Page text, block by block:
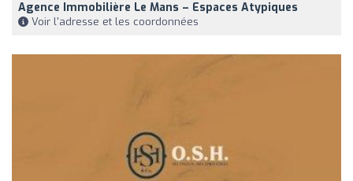
Agence Immobilière Le Mans – Espaces Atypiques
Voir l'adresse et les coordonnées